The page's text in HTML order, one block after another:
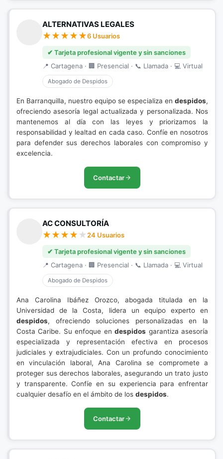
ALTERNATIVAS LEGALES
6 Usuarios
✔ Tarjeta profesional vigente y sin sanciones
📍 Cartagena · 🏢 Presencial · 📞 Llamada · 💻 Virtual
Abogado de Despidos
En Barranquilla, nuestro equipo se especializa en despidos,
ofreciendo asesoría legal actualizada y personalizada. Nos
mantenemos al día con las leyes y priorizamos la
responsabilidad y lealtad en cada caso. Confíe en nosotros
para defender sus derechos laborales con compromiso y
excelencia.
Contactar
AC CONSULTORÍA
24 Usuarios
✔ Tarjeta profesional vigente y sin sanciones
📍 Cartagena · 🏢 Presencial · 📞 Llamada · 💻 Virtual
Abogado de Despidos
Ana Carolina Ibáñez Orozco, abogada titulada en la
Universidad de la Costa, lidera un equipo experto en
despidos, ofreciendo soluciones personalizadas en la
Costa Caribe. Su enfoque endespidos garantiza asesoría
especializada y representación efectiva en procesos
judiciales y extrajudiciales. Con un profundo conocimiento
en vinculación laboral, Ana Carolina se compromete a
proteger sus derechos laborales, asegurando un trato justo
y transparente. Confíe en su experiencia para enfrentar
cualquier desafío en el ámbito de los despidos.
Contactar